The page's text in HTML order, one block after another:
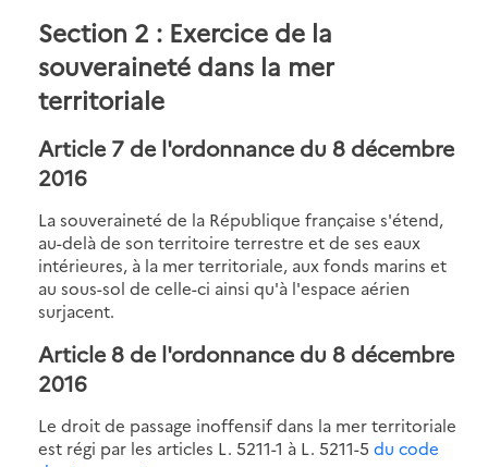
Section 2 : Exercice de la
souveraineté dans la mer
territoriale
Article 7 de l'ordonnance du 8 décembre
2016
La souveraineté de la République française s'étend,
au-delà de son territoire terrestre et de ses eaux
intérieures, à la mer territoriale, aux fonds marins et
au sous-sol de celle-ci ainsi qu'à l'espace aérien
surjacent.
Article 8 de l'ordonnance du 8 décembre
2016
Le droit de passage inoffensif dans la mer territoriale
est régi par les articles L. 5211-1 à L. 5211-5 du code